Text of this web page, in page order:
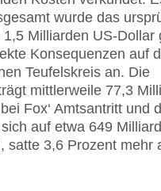
wurde das
Milliarden US-Dollar
Konsequenzen auf
Teufelskreis an. Die
mittlerweile 77,3
Fox‘ Amtsantritt und
auf etwa 649
satte 3,6 Prozent mehr